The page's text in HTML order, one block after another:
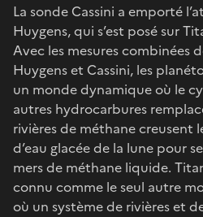
La sonde Cassini a emporté
Huygens, qui s’est posé sur
Avec les mesures combinées
Huygens et Cassini, les
un monde dynamique où le
autres hydrocarbures
rivières de méthane creusent
d’eau glacée de la lune pour
mers de méthane liquide.
connu comme le seul autre
où un système de rivières et